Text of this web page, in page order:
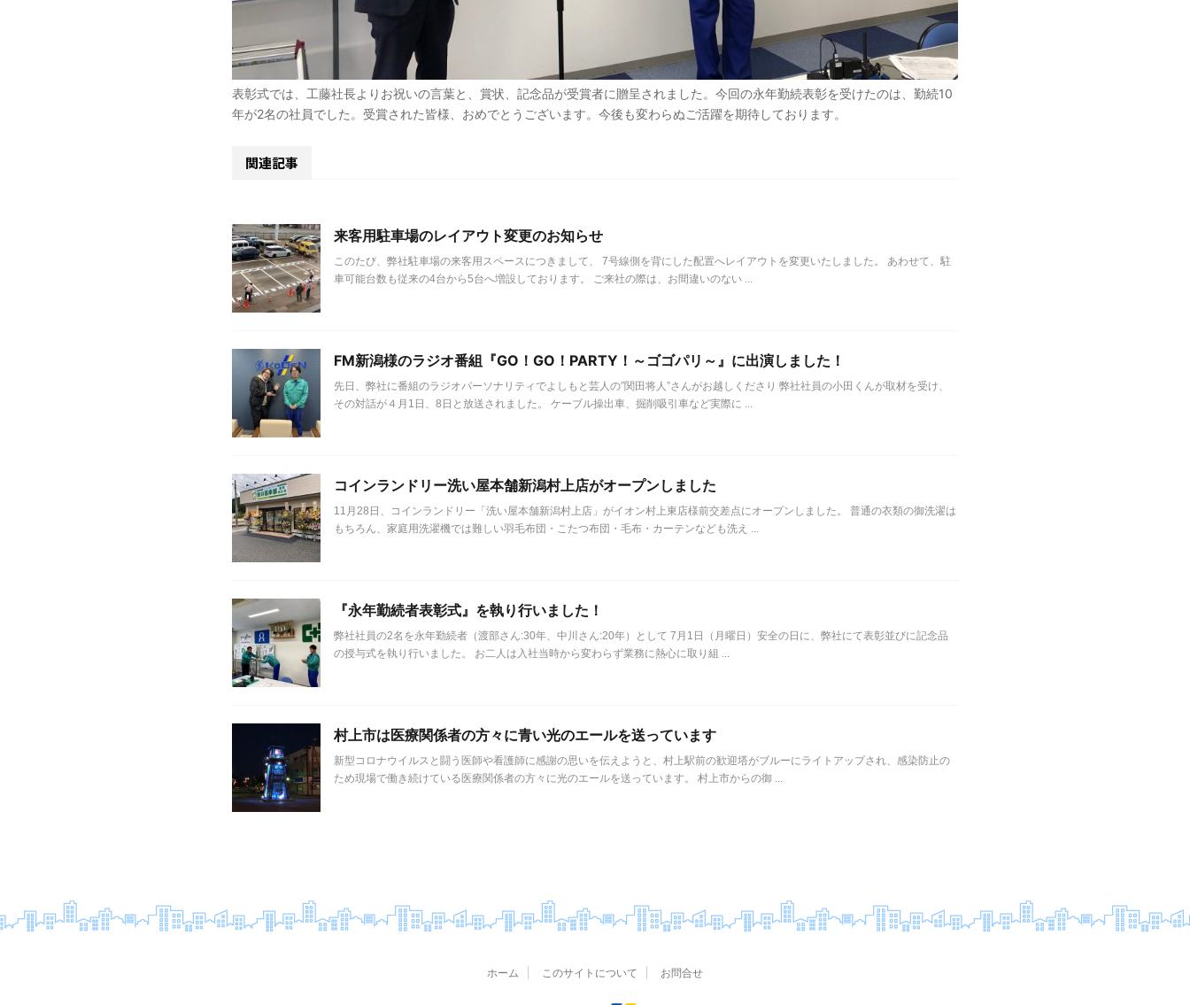
表彰式では、工藤社長よりお祝いの言葉と、賞状、記念品が受賞者に贈呈されました。 今回の永年勤続表彰を受けたのは、勤続10
年が2名の社員でした。受賞された皆様、おめでとうございます。今後も変わらぬご活躍を期待しております。
関連記事
来客用駐車場のレイアウト変更のお知らせ
このたび、弊社駐車場の来客用スペースにつきまして、 7号線側を背にした配置へレイアウトを変更いたしました。 あわせて、駐
車可能台数も従来の4台から5台へ増設しております。 ご来社の際は、お間違いのない ...
FM新潟様のラジオ番組『GO！GO！PARTY！～ゴゴパリ～』に出演しました！
先日、弊社に番組のラジオパーソナリティでよしもと芸人の”関田将人”さんがお越しくださり 弊社社員の小田くんが取材を受け、
その対話が４月1日、8日と放送されました。 ケーブル操出車、掘削吸引車など実際に ...
コインランドリー洗い屋本舗新潟村上店がオープンしました
11月28日、コインランドリー「洗い屋本舗新潟村上店」がイオン村上東店様前交差点にオープンしました。 普通の衣類の御洗濯は
もちろん、家庭用洗濯機では難しい羽毛布団・こたつ布団・毛布・カーテンなども洗え ...
『永年勤続者表彰式』を執り行いました！
弊社社員の2名を永年勤続者（渡部さん:30年、中川さん:20年）として 7月1日（月曜日）安全の日に、弊社にて表彰並びに記念品
の授与式を執り行いました。 お二人は入社当時から変わらず業務に熱心に取り組 ...
村上市は医療関係者の方々に青い光のエールを送っています
新型コロナウイルスと闘う医師や看護師に感謝の思いを伝えようと、村上駅前の歓迎塔がブルーにライトアップされ、感染防止の
ため現場で働き続けている医療関係者の方々に光のエールを送っています。 村上市からの御 ...
ホーム このサイトについて お問合せ